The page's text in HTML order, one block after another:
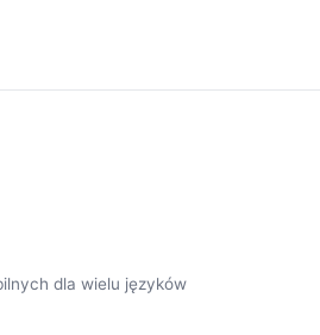
dla wielu języków